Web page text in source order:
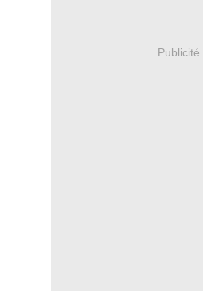
Publicité